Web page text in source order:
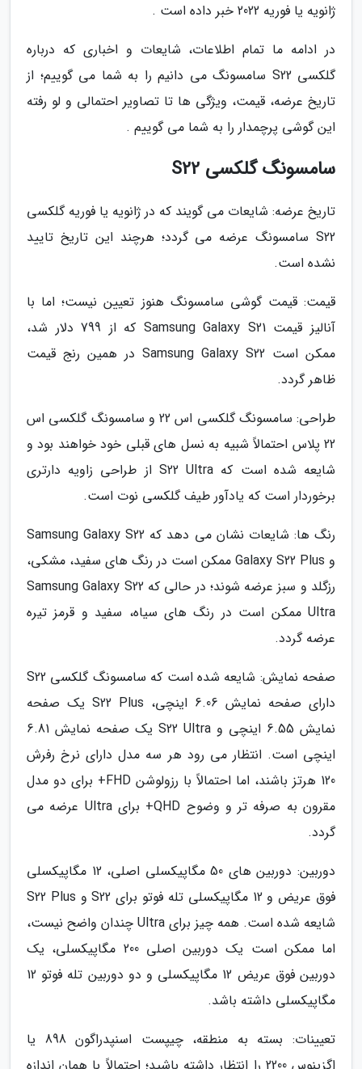
ژانویه یا فوریه 2022 خبر داده است .
در ادامه ما تمام اطلاعات، شایعات و اخباری که درباره
گلکسی S22 سامسونگ می دانیم را به شما می گوییم؛ از
تاریخ عرضه، قیمت، ویژگی ها تا تصاویر احتمالی و لو رفته
این گوشی پرچمدار را به شما می گوییم .
سامسونگ گلکسی S22
تاریخ عرضه: شایعات می گویند که در ژانویه یا فوریه گلکسی
S22 سامسونگ عرضه می گردد؛ هرچند این تاریخ تایید
نشده است.
قیمت: قیمت گوشی سامسونگ هنوز تعیین نیست؛ اما با
آنالیز قیمت Samsung Galaxy S21 که از 799 دلار شد،
ممکن است Samsung Galaxy S22 در همین رنج قیمت
ظاهر گردد.
طراحی: سامسونگ گلکسی اس 22 و سامسونگ گلکسی اس
22 پلاس احتمالاً شبیه به نسل های قبلی خود خواهند بود و
شایعه شده است که S22 Ultra از طراحی زاویه دارتری
برخوردار است که یادآور طیف گلکسی نوت است.
رنگ ها: شایعات نشان می دهد که Samsung Galaxy S22
و Galaxy S22 Plus ممکن است در رنگ های سفید، مشکی،
رزگلد و سبز عرضه شوند؛ در حالی که Samsung Galaxy S22
Ultra ممکن است در رنگ های سیاه، سفید و قرمز تیره
عرضه گردد.
صفحه نمایش: شایعه شده است که سامسونگ گلکسی S22
دارای صفحه نمایش 6.06 اینچی، S22 Plus یک صفحه
نمایش 6.55 اینچی و S22 Ultra یک صفحه نمایش 6.81
اینچی است. انتظار می رود هر سه مدل دارای نرخ رفرش
120 هرتز باشند، اما احتمالاً با رزولوشن FHD+ برای دو مدل
مقرون به صرفه تر و وضوح QHD+ برای Ultra عرضه می
گردد.
دوربین: دوربین های 50 مگاپیکسلی اصلی، 12 مگاپیکسلی
فوق عریض و 12 مگاپیکسلی تله فوتو برای S22 و S22 Plus
شایعه شده است. همه چیز برای Ultra چندان واضح نیست،
اما ممکن است یک دوربین اصلی 200 مگاپیکسلی، یک
دوربین فوق عریض 12 مگاپیکسلی و دو دوربین تله فوتو 12
مگاپیکسلی داشته باشد.
تعیینات: بسته به منطقه، چیپست اسنپدراگون 898 یا